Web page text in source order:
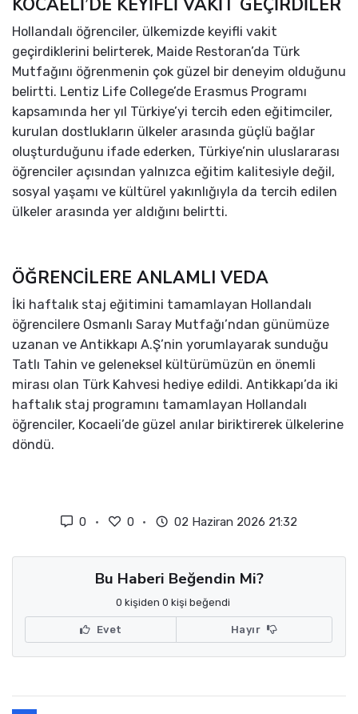
KOCAELİ’DE KEYİFLİ VAKİT GEÇİRDİLER
Hollandalı öğrenciler, ülkemizde keyifli vakit
geçirdiklerini belirterek, Maide Restoran’da Türk
Mutfağını öğrenmenin çok güzel bir deneyim olduğunu
belirtti. Lentiz Life College’de Erasmus Programı
kapsamında her yıl Türkiye’yi tercih eden eğitimciler,
kurulan dostlukların ülkeler arasında güçlü bağlar
oluşturduğunu ifade ederken, Türkiye’nin uluslararası
öğrenciler açısından yalnızca eğitim kalitesiyle değil,
sosyal yaşamı ve kültürel yakınlığıyla da tercih edilen
ülkeler arasında yer aldığını belirtti.
ÖĞRENCİLERE ANLAMLI VEDA
İki haftalık staj eğitimini tamamlayan Hollandalı
öğrencilere Osmanlı Saray Mutfağı’ndan günümüze
uzanan ve Antikkapı A.Ş’nin yorumlayarak sunduğu
Tatlı Tahin ve geleneksel kültürümüzün en önemli
mirası olan Türk Kahvesi hediye edildi. Antikkapı’da iki
haftalık staj programını tamamlayan Hollandalı
öğrenciler, Kocaeli’de güzel anılar biriktirerek ülkelerine
döndü.
0 0 02 Haziran 2026 21:32
Bu Haberi Beğendin Mi?
0 kişiden 0 kişi beğendi
Evet Hayır